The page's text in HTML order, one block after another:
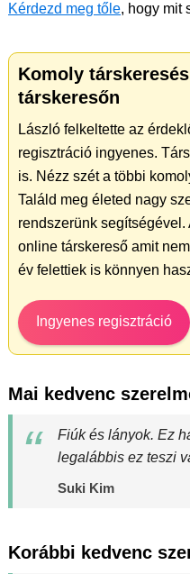
Kérdezd meg tőle, hogy mit
Komoly
társkeresőn
László felkeltette az
regisztráció ingyenes.
is. Nézz szét a többi
Találd meg életed nagy
rendszerünk
online társkereső amit
év felettiek is könnyen
Ingyenes regisztráció
Mai kedvenc
Fiúk és lányok. Ez
legalábbis ez teszi
Suki Kim
Korábbi kedvenc